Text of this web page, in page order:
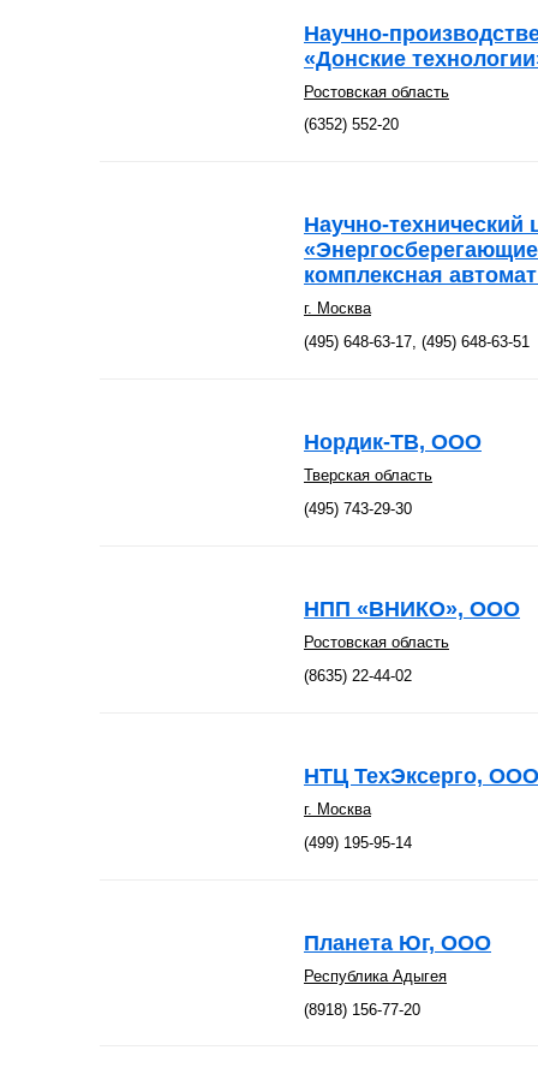
Научно-
«Донские
Ростовская область
(6352) 552-20
Научно-технический
комплексная
г. Москва
(495) 648-63-17, (495) 648-63-51
Нордик-ТВ, ООО
Тверская область
(495) 743-29-30
НПП «ВНИКО», ООО
Ростовская область
(8635) 22-44-02
НТЦ ТехЭксерго, ООО
г. Москва
(499) 195-95-14
Планета Юг, ООО
Республика Адыгея
(8918) 156-77-20